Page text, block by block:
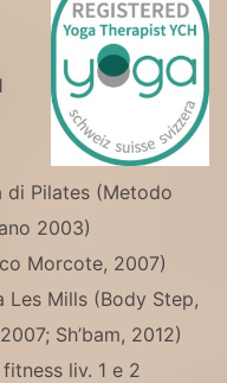
di Pilates (Metodo
2003)
Morcote, 2007)
Mills (Body Step,
Sh’bam, 2012)
liv. 1 e 2